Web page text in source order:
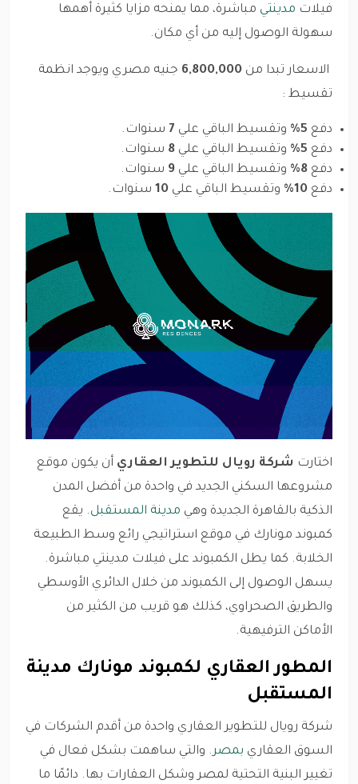
فيلات مدينتي مباشرة، مما يمنحه مزايا كثيرة أهمها
سهولة الوصول إليه من أي مكان.
الاسعار تبدا من 6,800,000 جنيه مصري ويوجد انظمة
تقسيط :
دفع وتقسيط الباقي علي 7 سنوات.
دفع
وتقسيط الباقي علي 8 سنوات.
دفع
وتقسيط الباقي علي 9 سنوات.
دفع
وتقسيط الباقي علي 10 سنوات.
اختارت شركة رويال للتطوير العقاري أن يكون موقع
مشروعها السكني الجديد في واحدة من أفضل المدن
الذكية بالقاهرة الجديدة وهي مدينة المستقبل. يقع
كمبوند مونارك في موقع استراتيجي رائع وسط الطبيعة
الخلابة. كما يطل الكمبوند على فيلات مدينتي مباشرة.
يسهل الوصول إلى الكمبوند من خلال الدائري الأوسطي
والطريق الصحراوي، كذلك هو قريب من الكثير من
الأماكن الترفيهية.
المطور العقاري لكمبوند مونارك مدينة
المستقبل
شركة رويال للتطوير العقاري واحدة من أقدم الشركات في
السوق العقاري بمصر. والتي ساهمت بشكل فعال في
تغيير البنية التحتية لمصر وشكل العقارات بها. دائمًا ما